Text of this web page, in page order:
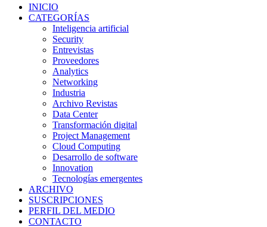
INICIO
CATEGORÍAS
Inteligencia artificial
Security
Entrevistas
Proveedores
Analytics
Networking
Industria
Archivo Revistas
Data Center
Transformación digital
Project Management
Cloud Computing
Desarrollo de software
Innovation
Tecnologías emergentes
ARCHIVO
SUSCRIPCIONES
PERFIL DEL MEDIO
CONTACTO